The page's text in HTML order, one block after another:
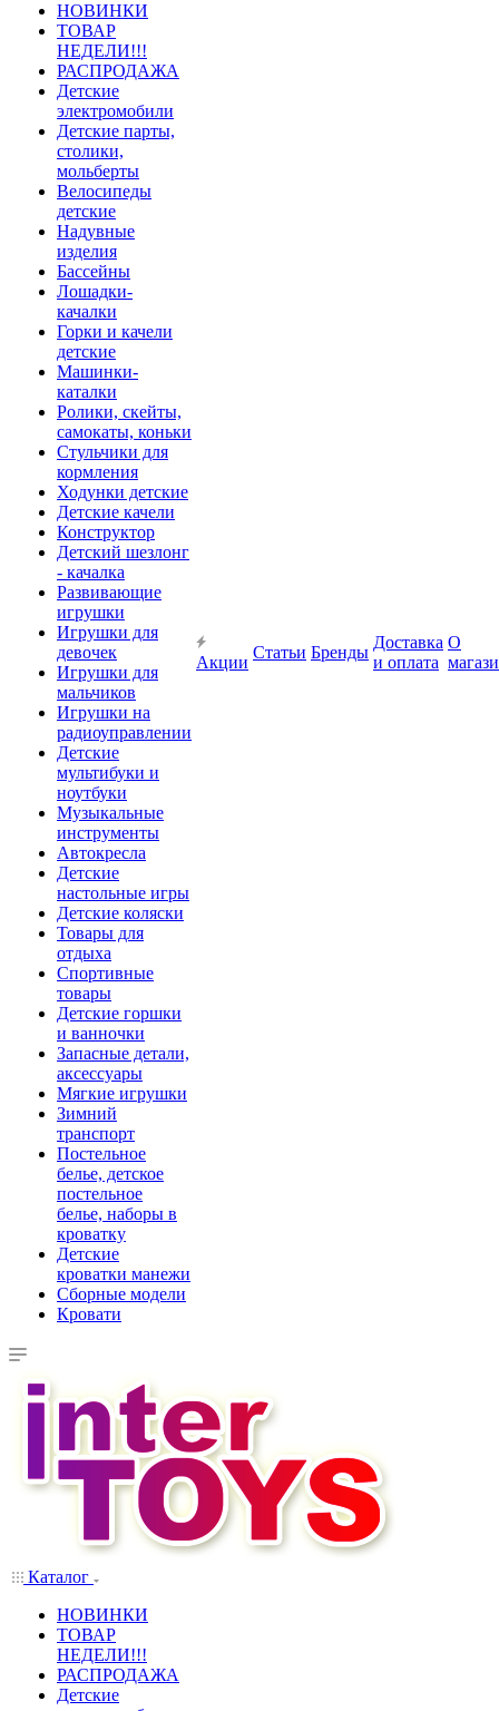
НОВИНКИ
ТОВАР
НЕДЕЛИ!!!
РАСПРОДАЖА
Детские
электромобили
Детские парты,
столики,
мольберты
Велосипеды
детские
Надувные
изделия
Бассейны
Лошадки-
качалки
Горки и качели
детские
Машинки-
каталки
Ролики, скейты,
самокаты, коньки
Стульчики для
кормления
Ходунки детские
Детские качели
Конструктор
Детский шезлонг
- качалка
Развивающие
игрушки
Игрушки для
девочек
Игрушки для
мальчиков
Игрушки на
радиоуправлении
Детские
мультибуки и
ноутбуки
Музыкальные
инструменты
Автокресла
Детские
настольные игры
Детские коляски
Товары для
отдыха
Спортивные
товары
Детские горшки
и ванночки
Запасные детали,
аксессуары
Мягкие игрушки
Зимний
транспорт
Постельное
белье, детское
постельное
белье, наборы в
кроватку
Детские
кроватки манежи
Сборные модели
Кровати
Акции
Статьи Бренды
Доставка
и оплата
О
Каталог
НОВИНКИ
ТОВАР
НЕДЕЛИ!!!
РАСПРОДАЖА
Детские